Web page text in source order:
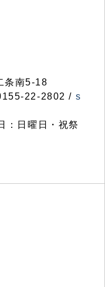
条南5-18
22-2802 / s
：日曜日・祝祭